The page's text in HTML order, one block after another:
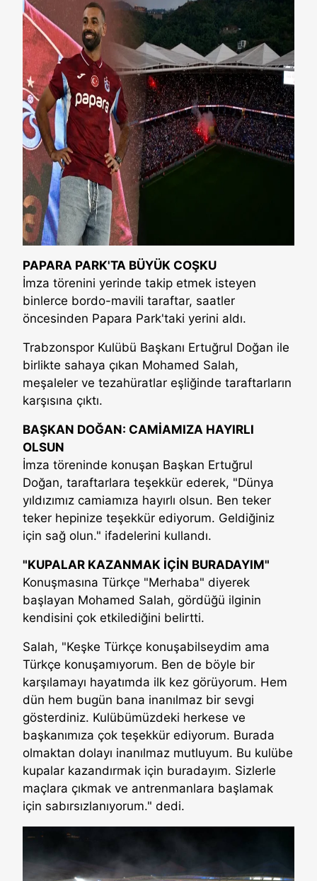
PAPARA PARK'TA BÜYÜK COŞKU
İmza törenini yerinde takip etmek isteyen
binlerce bordo-mavili taraftar, saatler
öncesinden Papara Park'taki yerini aldı.
Trabzonspor Kulübü Başkanı Ertuğrul Doğan ile
birlikte sahaya çıkan Mohamed Salah,
meşaleler ve tezahüratlar eşliğinde taraftarların
karşısına çıktı.
BAŞKAN DOĞAN: CAMİAMIZA HAYIRLI
OLSUN
İmza töreninde konuşan Başkan Ertuğrul
Doğan, taraftarlara teşekkür ederek, "Dünya
yıldızımız camiamıza hayırlı olsun. Ben teker
teker hepinize teşekkür ediyorum. Geldiğiniz
için sağ olun." ifadelerini kullandı.
"KUPALAR KAZANMAK İÇİN BURADAYIM"
Konuşmasına Türkçe "Merhaba" diyerek
başlayan Mohamed Salah, gördüğü ilginin
kendisini çok etkilediğini belirtti.
Salah, "Keşke Türkçe konuşabilseydim ama
Türkçe konuşamıyorum. Ben de böyle bir
karşılamayı hayatımda ilk kez görüyorum. Hem
dün hem bugün bana inanılmaz bir sevgi
gösterdiniz. Kulübümüzdeki herkese ve
başkanımıza çok teşekkür ediyorum. Burada
olmaktan dolayı inanılmaz mutluyum. Bu kulübe
kupalar kazandırmak için buradayım. Sizlerle
maçlara çıkmak ve antrenmanlara başlamak
için sabırsızlanıyorum." dedi.